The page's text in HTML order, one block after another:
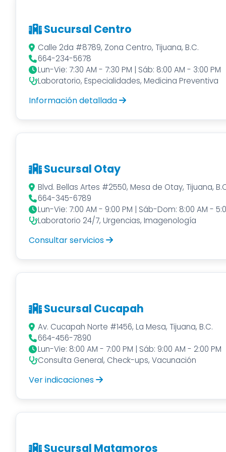
Sucursal Centro
Calle 2da #8789, Zona Centro, Tijuana, B.C.
664-234-5678
Lun-Vie: 7:30 AM - 7:30 PM | Sáb: 8:00 AM - 3:00 PM
Laboratorio, Especialidades, Medicina Preventiva
Información detallada
Sucursal Otay
Blvd. Bellas Artes #2550, Mesa de Otay, Tijuana,
664-345-6789
Lun-Vie: 7:00 AM - 9:00 PM | Sáb-Dom: 8:00 AM -
Laboratorio 24/7, Urgencias, Imagenología
Consultar servicios
Sucursal Cucapah
Av. Cucapah Norte #1456, La Mesa, Tijuana, B.C.
664-456-7890
Lun-Vie: 8:00 AM - 7:00 PM | Sáb: 9:00 AM - 2:00 PM
Consulta General, Check-ups, Vacunación
Ver indicaciones
Sucursal Matamoros